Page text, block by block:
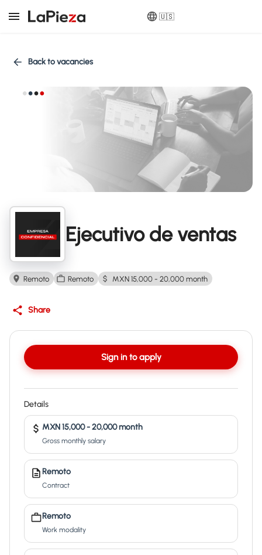
🇺🇸
Back to vacancies
Ejecutivo de ventas
Remoto Remoto MXN 15,000 - 20,000 month
Share
Sign in to apply
Details
MXN 15,000 - 20,000 month
Gross monthly salary
Remoto
Contract
Remoto
Work modality